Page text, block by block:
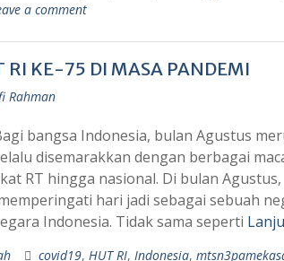
a comment
RI KE-75 DI MASA PANDEMI
Rahman
bangsa Indonesia, bulan Agustus
disemarakkan dengan berbagai
RT hingga nasional. Di bulan Agustus,
hari jadi sebagai sebuah
Indonesia. Tidak sama seperti
covid19, HUT RI, Indonesia,